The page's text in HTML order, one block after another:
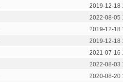
2019-12-18
2022-08-05
2019-12-18
2019-12-18
2021-07-16
2022-08-03
2020-08-20